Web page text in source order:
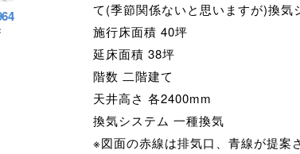
て(季節関係ないと思いますが)換気
施行床面積 40坪
延床面積 38坪
階数 二階建て
天井高さ 各2400mm
換気システム 一種換気
※図面の赤線は排気口、青線が提案